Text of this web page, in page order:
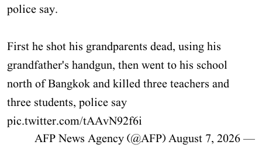
police say.
First he shot his grandparents dead, using his
grandfather's handgun, then went to his school
north of Bangkok and killed three teachers and
three students, police say
pic.twitter.com/tAAvN92f6i
— AFP News Agency (@AFP)
August 7, 2026